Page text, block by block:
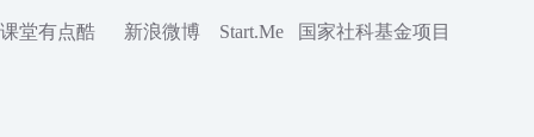
课堂有点酷
新浪微博 Start.Me 国家社科基金项目